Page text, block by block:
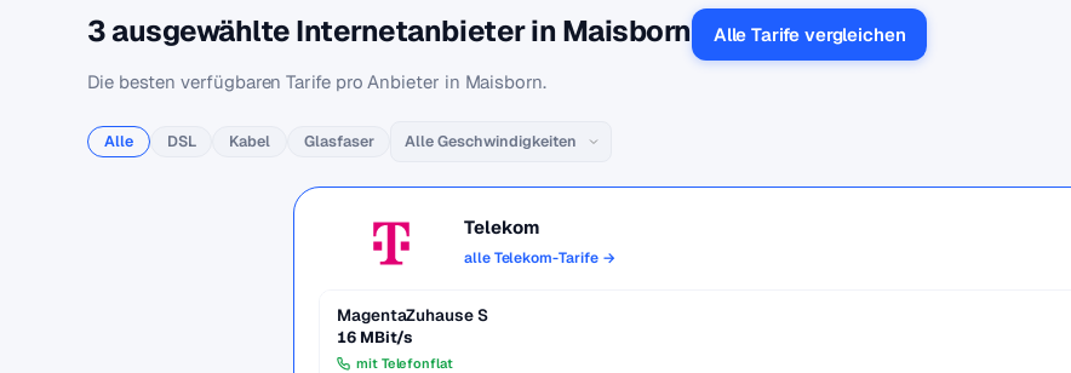
3 ausgewählte Internetanbieter in Maisborn Alle Tarife vergleichen
Die besten verfügbaren Tarife pro Anbieter in Maisborn.
Alle DSL Kabel Glasfaser
Telekom
alle Telekom-Tarife →
MagentaZuhause S
16 MBit/s
mit Telefonflat